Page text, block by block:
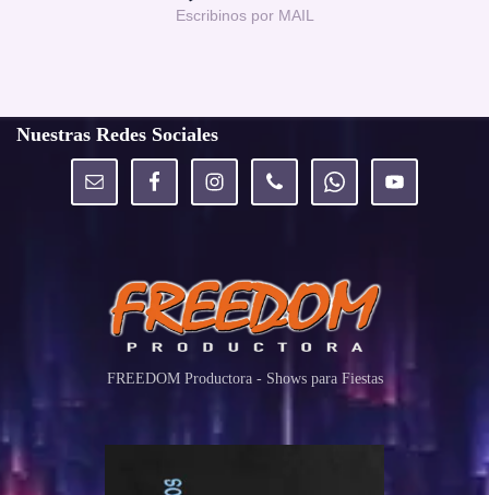
Escribinos por MAIL
Nuestras Redes Sociales
FREEDOM Productora - Shows para Fiestas